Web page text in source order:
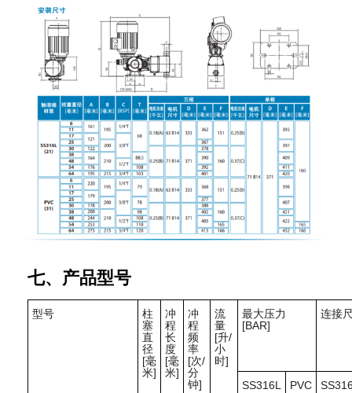
七、产品型号
型号
柱
塞
直
径
[毫
米]
冲
程
长
度
[毫
米]
冲
程
频
率
[次/
分
钟]
流
量
[升/
小
时]
最大压力
[BAR]
连接
SS316L PVC